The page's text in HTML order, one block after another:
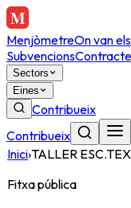
MenjòmetreOn van
Subvencions
Sectors
Eines
Contribueix
Contribueix
Inici›TALLER
Fitxa pública